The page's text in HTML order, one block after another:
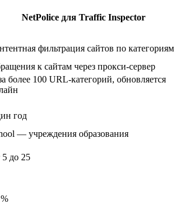
NetPolice для Traffic Inspector
фильтрация сайтов по категориям
к сайтам через прокси-сервер
более 100 URL-категорий, обновляется
год
— учреждения образования
до 25